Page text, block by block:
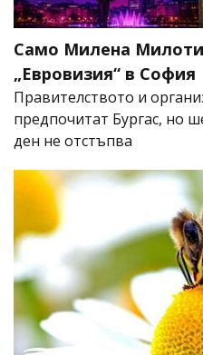
Само Милена
„Евровизия“ в София
Правителството и
предпочитат Бургас, но
ден не отстъпва